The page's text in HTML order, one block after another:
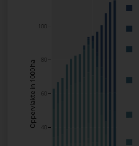
40
60
80
100
Oppervlakte in 1000 ha